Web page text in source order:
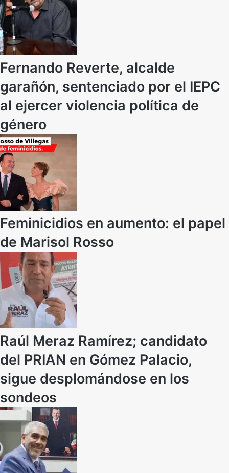
Fernando Reverte, alcalde
garañón, sentenciado por el IEPC
al ejercer violencia política de
género
Feminicidios en aumento: el papel
de Marisol Rosso
Raúl Meraz Ramírez; candidato
del PRIAN en Gómez Palacio,
sigue desplomándose en los
sondeos